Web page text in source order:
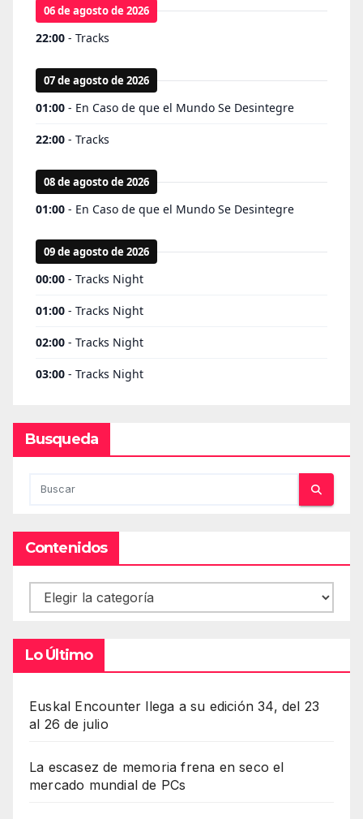
Busqueda
Contenidos
Contenidos
Lo Último
Euskal Encounter llega a su edición 34, del 23
al 26 de julio
La escasez de memoria frena en seco el
mercado mundial de PCs